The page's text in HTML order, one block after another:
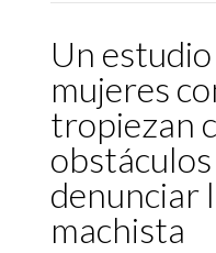
Un
mujeres
tropiezan
denunciar
machista